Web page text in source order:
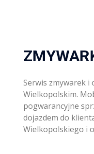
Serwis zmywarek i
Wielkopolskim.
pogwarancyjne
dojazdem do
Wielkopolskiego i